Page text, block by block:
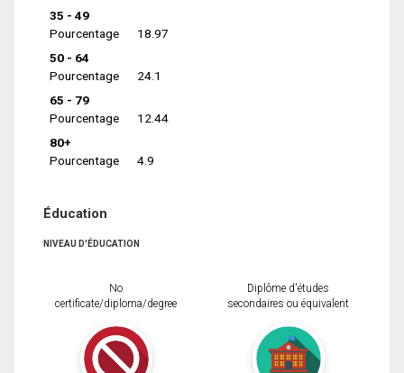
35 - 49
Pourcentage
18.97
50 - 64
Pourcentage
24.1
65 - 79
Pourcentage
12.44
80+
Pourcentage
4.9
Éducation
NIVEAU D'ÉDUCATION
No
certificate/diploma/degree
Diplôme d'études
secondaires ou équivalent